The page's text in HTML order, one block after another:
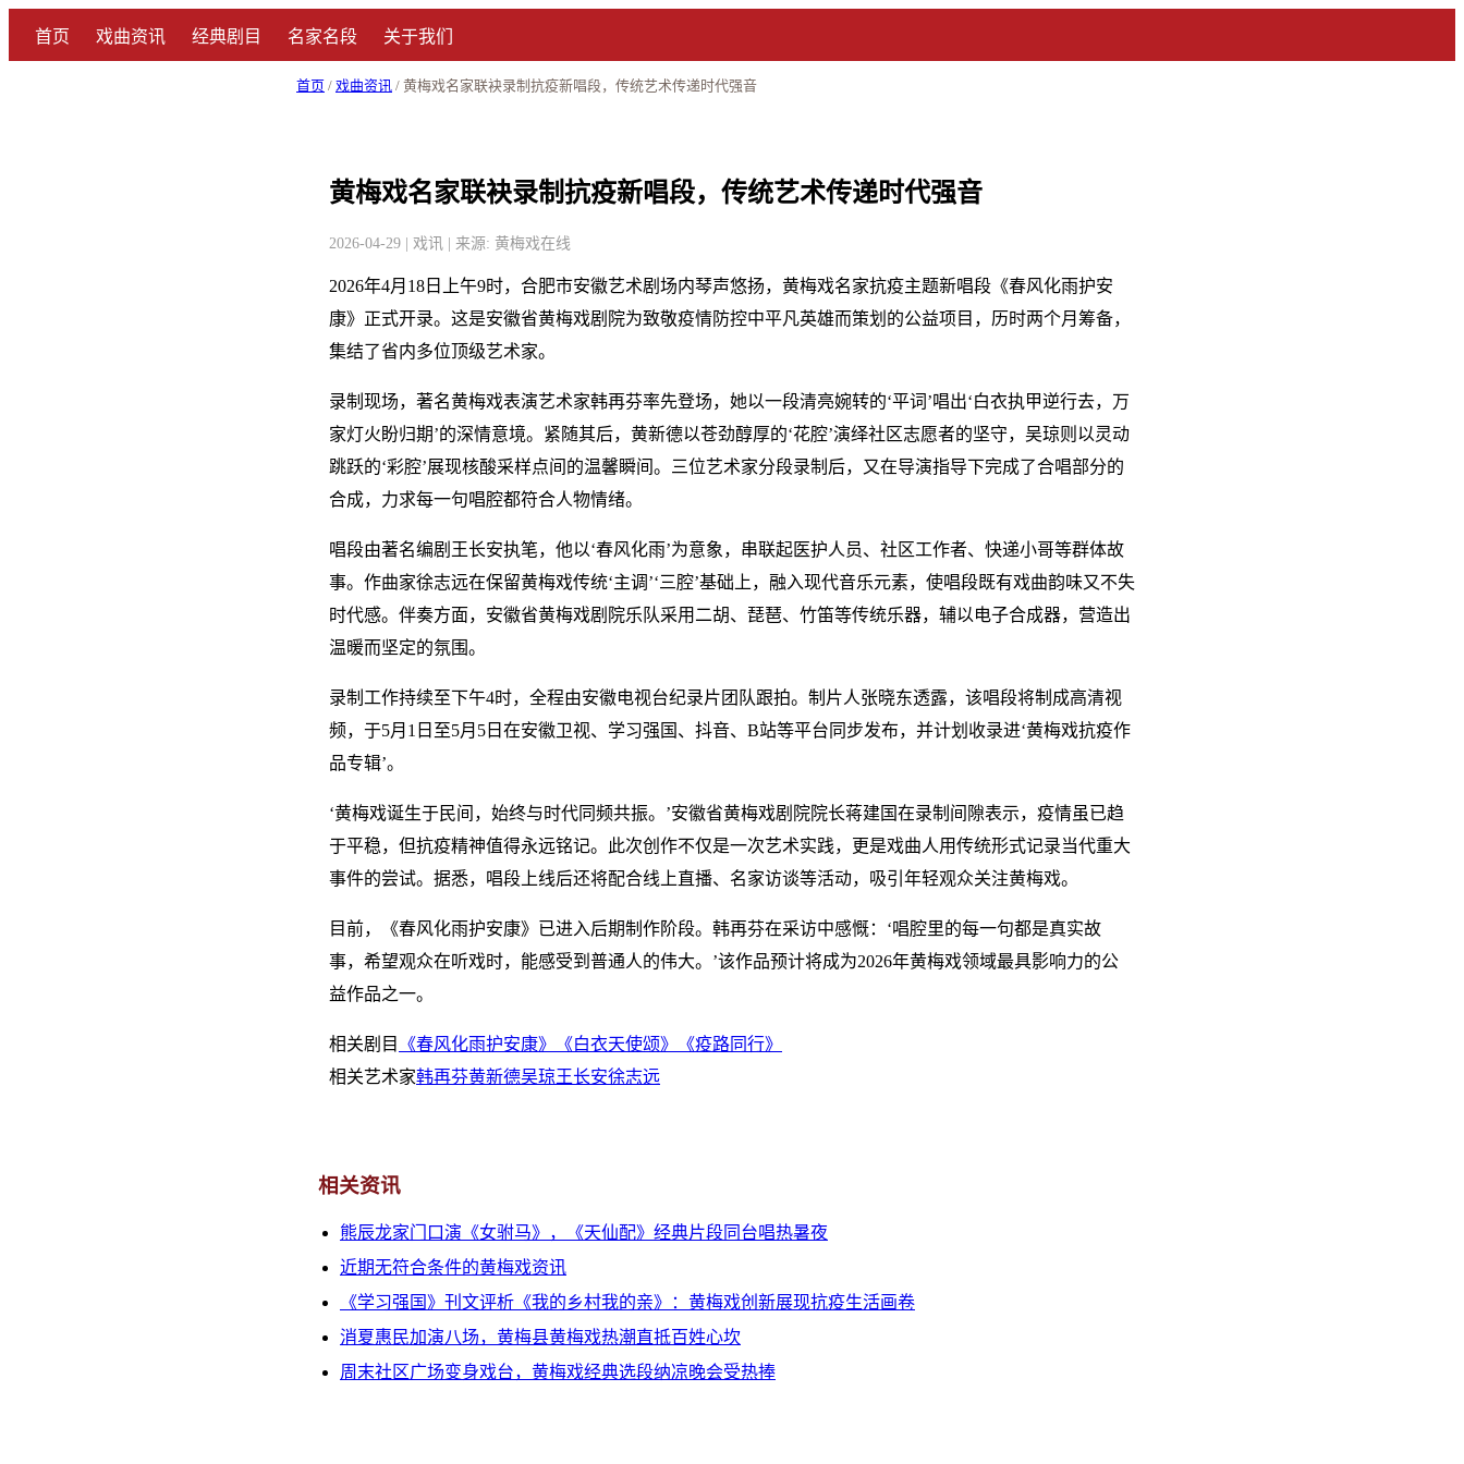
首页 戏曲资讯 经典剧目 名家名段 关于我们
首页 / 戏曲资讯 / 黄梅戏名家联袂录制抗疫新唱段，传统艺术传递时代强音
黄梅戏名家联袂录制抗疫新唱段，传统艺术传递时代强音
2026-04-29 | 戏讯 | 来源: 黄梅戏在线
2026年4月18日上午9时，合肥市安徽艺术剧场内琴声悠扬，黄梅戏名家抗疫主题新唱段《春风化雨护安
康》正式开录。这是安徽省黄梅戏剧院为致敬疫情防控中平凡英雄而策划的公益项目，历时两个月筹备，
集结了省内多位顶级艺术家。
录制现场，著名黄梅戏表演艺术家韩再芬率先登场，她以一段清亮婉转的‘平词’唱出‘白衣执甲逆行去，万
家灯火盼归期’的深情意境。紧随其后，黄新德以苍劲醇厚的‘花腔’演绎社区志愿者的坚守，吴琼则以灵动
跳跃的‘彩腔’展现核酸采样点间的温馨瞬间。三位艺术家分段录制后，又在导演指导下完成了合唱部分的
合成，力求每一句唱腔都符合人物情绪。
唱段由著名编剧王长安执笔，他以‘春风化雨’为意象，串联起医护人员、社区工作者、快递小哥等群体故
事。作曲家徐志远在保留黄梅戏传统‘主调’‘三腔’基础上，融入现代音乐元素，使唱段既有戏曲韵味又不失
时代感。伴奏方面，安徽省黄梅戏剧院乐队采用二胡、琵琶、竹笛等传统乐器，辅以电子合成器，营造出
温暖而坚定的氛围。
录制工作持续至下午4时，全程由安徽电视台纪录片团队跟拍。制片人张晓东透露，该唱段将制成高清视
频，于5月1日至5月5日在安徽卫视、学习强国、抖音、B站等平台同步发布，并计划收录进‘黄梅戏抗疫作
品专辑’。
‘黄梅戏诞生于民间，始终与时代同频共振。’安徽省黄梅戏剧院院长蒋建国在录制间隙表示，疫情虽已趋
于平稳，但抗疫精神值得永远铭记。此次创作不仅是一次艺术实践，更是戏曲人用传统形式记录当代重大
事件的尝试。据悉，唱段上线后还将配合线上直播、名家访谈等活动，吸引年轻观众关注黄梅戏。
目前，《春风化雨护安康》已进入后期制作阶段。韩再芬在采访中感慨：‘唱腔里的每一句都是真实故
事，希望观众在听戏时，能感受到普通人的伟大。’该作品预计将成为2026年黄梅戏领域最具影响力的公
益作品之一。
相关剧目 《春风化雨护安康》 《白衣天使颂》
《疫路同行》
相关艺术家韩再芬黄新德吴琼王长安徐志远
相关资讯
熊辰龙家门口演《女驸马》，《天仙配》经典片段同台唱热暑夜
近期无符合条件的黄梅戏资讯
《学习强国》刊文评析《我的乡村我的亲》：黄梅戏创新展现抗疫生活画卷
消夏惠民加演八场，黄梅县黄梅戏热潮直抵百姓心坎
周末社区广场变身戏台，黄梅戏经典选段纳凉晚会受热捧